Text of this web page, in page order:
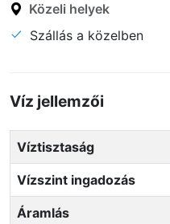
Közeli helyek
Szállás a közelben
Víz jellemzői
Víztisztaság
Vízszint ingadozás
Áramlás